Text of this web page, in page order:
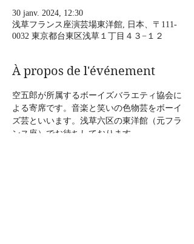
30 janv. 2024, 12:30
浅草フランス座演芸場東洋館, 日本、〒111-
0032 東京都台東区浅草１丁目４３−１２
À propos de l'événement
空五郎が所属するボーイズバラエティ協会に
よる寄席です。音楽と笑いの色物芸をボーイ
ズ芸といいます。浅草六区の東洋館（元フラ
ンス座）でお待ちしております。